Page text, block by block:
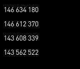
146 634 180
146 612 370
143 608 339
143 562 522